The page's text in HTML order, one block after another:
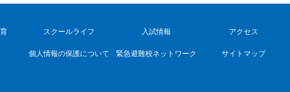
スクールライフ 入試情報 アクセス
個人情報の保護について 緊急避難校ネットワーク サイトマップ